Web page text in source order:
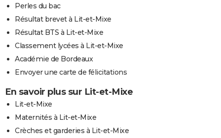
Perles du bac
Résultat brevet à Lit-et-Mixe
Résultat BTS à Lit-et-Mixe
Classement lycées à Lit-et-Mixe
Académie de Bordeaux
Envoyer une carte de félicitations
En savoir plus sur Lit-et-Mixe
Lit-et-Mixe
Maternités à Lit-et-Mixe
Crèches et garderies à Lit-et-Mixe